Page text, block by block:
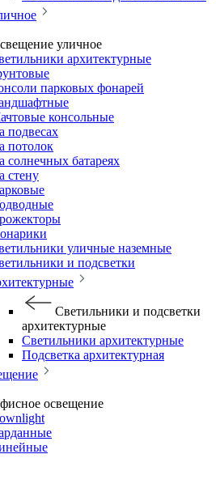
уличное
архитектурные
парковых фонарей
консольные
подвесах
потолок
солнечных батареях
стену
уличные наземные
и подсветки
Светильники и подсветки
архитектурные
Светильники архитектурные
Подсветка архитектурная
освещение